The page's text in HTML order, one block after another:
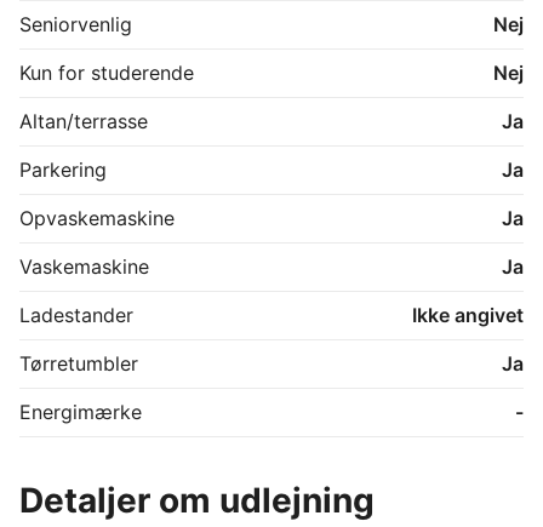
Seniorvenlig
Nej
Kun for studerende
Nej
Altan/terrasse
Ja
Parkering
Ja
Opvaskemaskine
Ja
Vaskemaskine
Ja
Ladestander
Ikke angivet
Tørretumbler
Ja
Energimærke
-
Detaljer om udlejning